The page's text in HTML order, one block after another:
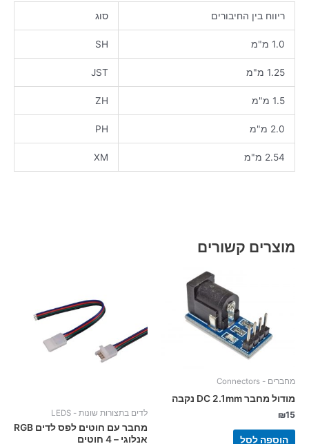
ריווח בין החיבורים סוג
1.0 מ"מ SH
1.25 מ"מ JST
1.5 מ"מ ZH
2.0 מ"מ PH
2.54 מ"מ XM
מוצרים קשורים
מחברים - Connectors
מודול מחבר DC 2.1mm נקבה
₪15
הוספה לסל
לדים בתצורות שונות - LEDS
מחבר עם חוטים לפס לדים RGB
אנלוגי – 4 חוטים